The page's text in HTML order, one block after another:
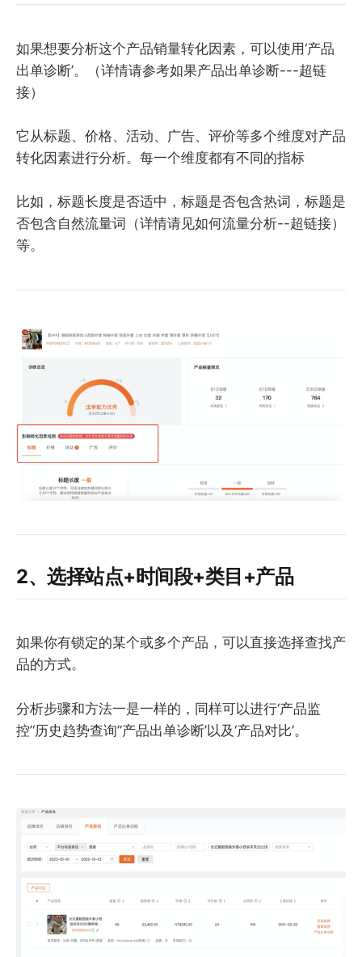
如果想要分析这个产品销量转化因素，可以使用‘产品
出单诊断’。（详情请参考如果产品出单诊断---超链
接）
它从标题、价格、活动、广告、评价等多个维度对产品
转化因素进行分析。每一个维度都有不同的指标
比如，标题长度是否适中，标题是否包含热词，标题是
否包含自然流量词（详情请见如何流量分析--超链接）
等。
2、选择站点+时间段+类目+产品
如果你有锁定的某个或多个产品，可以直接选择查找产
品的方式。
分析步骤和方法一是一样的，同样可以进行‘产品监
控’‘历史趋势查询’‘产品出单诊断’以及‘产品对比’。